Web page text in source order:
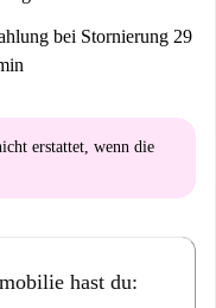
bei Stornierung 29
erstattet, wenn die
hast du: